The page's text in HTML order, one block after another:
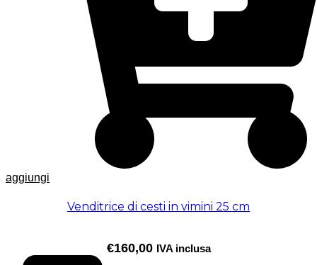
aggiungi
Venditrice di cesti in vimini 25 cm
€160,00 IVA inclusa